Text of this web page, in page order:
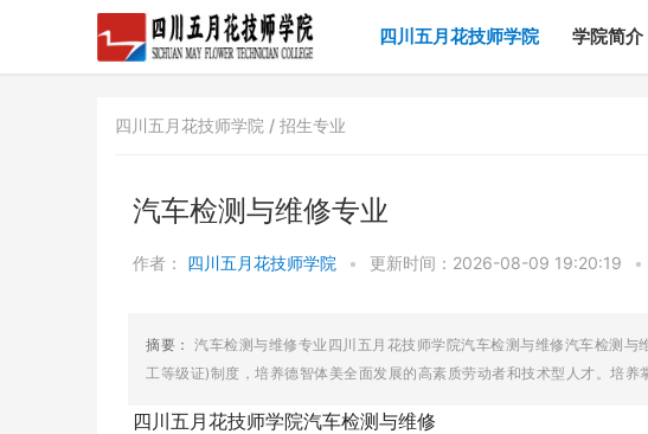
四川五月花技师学院 学院简介
四川五月花技师学院 / 招生专业
汽车检测与维修专业
作者： 四川五月花技师学院 • 更新时间：2026-08-09 19:20:19 •
摘要： 汽车检测与维修专业四川五月花技师学院汽车检测与维修汽车检测
工等级证)制度，培养德智体美全面发展的高素质劳动者和技术型人才。培养
四川五月花技师学院汽车检测与维修